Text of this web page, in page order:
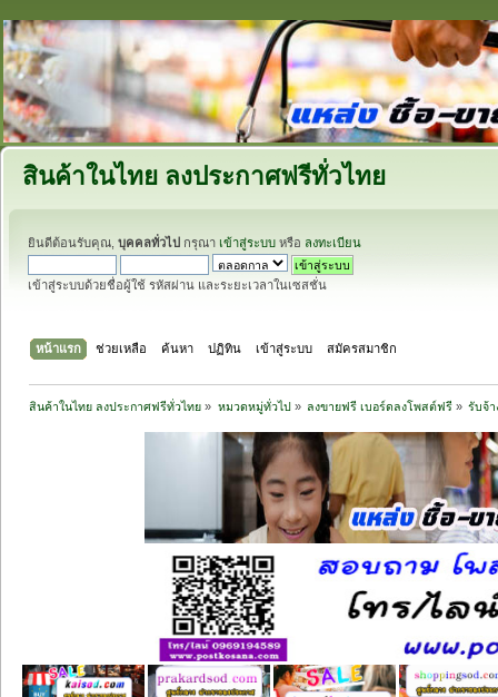
สินค้าในไทย ลงประกาศฟรีทั่วไทย
ยินดีต้อนรับคุณ, บุคคลทั่วไป กรุณา เข้าสู่ระบบ หรือ ลงทะเบียน
เข้าสู่ระบบด้วยชื่อผู้ใช้ รหัสผ่าน และระยะเวลาในเซสชั่น
หน้าแรก ช่วยเหลือ ค้นหา ปฏิทิน เข้าสู่ระบบ สมัครสมาชิก
สินค้าในไทย ลงประกาศฟรีทั่วไทย » หมวดหมู่ทั่วไป» ลงขายฟรี เบอร์ดลงโพสต์ฟรี» รับจ้